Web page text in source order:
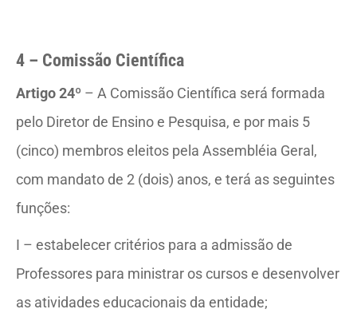
4 – Comissão Científica
Artigo 24º – A Comissão Científica será formada
pelo Diretor de Ensino e Pesquisa, e por mais 5
(cinco) membros eleitos pela Assembléia Geral,
com mandato de 2 (dois) anos, e terá as seguintes
funções:
I – estabelecer critérios para a admissão de
Professores para ministrar os cursos e desenvolver
as atividades educacionais da entidade;